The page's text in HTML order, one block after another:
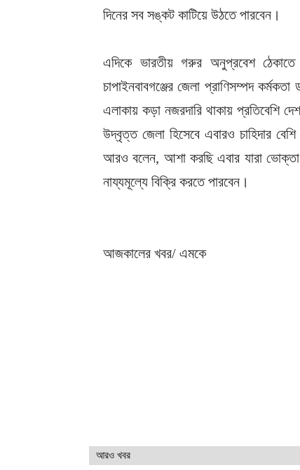
দিনের সব সঙ্কট কাটিয়ে উঠতে পারবেন।
এদিকে ভারতীয় গরুর অনুপ্রবেশ
চাপাইনবাবগঞ্জের জেলা প্রাণিসম্পদ
এলাকায় কড়া নজরদারি থাকায় প্রতিবেশি
উদ্বৃত্ত জেলা হিসেবে এবারও চাহিদার
আরও বলেন, আশা করছি এবার যারা ভোক্তা
নায্যমূল্যে বিক্রি করতে পারবেন।
আজকালের খবর/ এমকে
আরও খবর